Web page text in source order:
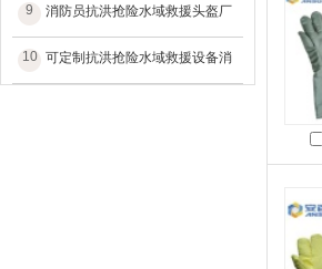
9 消防员抗洪抢险水域救援头盔厂
10 可定制抗洪抢险水域救援设备消